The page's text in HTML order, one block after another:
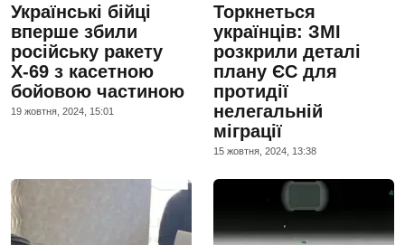
Українські бійці
вперше збили
російську ракету
Х-69 з касетною
бойовою частиною
19 жовтня, 2024, 15:01
Торкнеться
українців: ЗМІ
розкрили деталі
плану ЄС для
протидії
нелегальній
міграції
15 жовтня, 2024, 13:38